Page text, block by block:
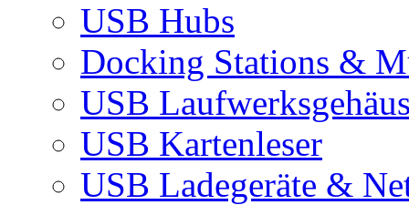
USB Hubs
Docking Stations &
USB
USB Kartenleser
USB Ladegeräte &